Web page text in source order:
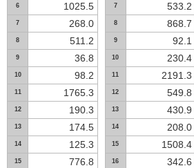
6 1025.5
7 268.0
8 511.2
9 36.8
10 98.2
11 1765.3
12 190.3
13 174.5
14 125.3
15 776.8
7 533.2
8 868.7
9 92.1
10 230.4
11 2191.3
12 549.8
13 430.9
14 208.0
15 1508.4
16 342.6